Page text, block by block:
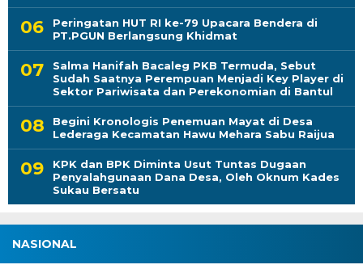
Peringatan HUT RI ke-79 Upacara Bendera di
PT.PGUN Berlangsung Khidmat
Salma Hanifah Bacaleg PKB Termuda, Sebut
Sudah Saatnya Perempuan Menjadi Key Player di
Sektor Pariwisata dan Perekonomian di Bantul
Begini Kronologis Penemuan Mayat di Desa
Lederaga Kecamatan Hawu Mehara Sabu Raijua
KPK dan BPK Diminta Usut Tuntas Dugaan
Penyalahgunaan Dana Desa, Oleh Oknum Kades
Sukau Bersatu
NASIONAL